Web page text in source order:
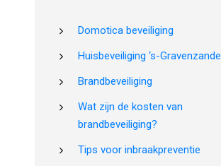
Domotica beveiliging
Huisbeveiliging ‘s-Gravenzande
Brandbeveiliging
Wat zijn de kosten van
brandbeveiliging?
Tips voor inbraakpreventie